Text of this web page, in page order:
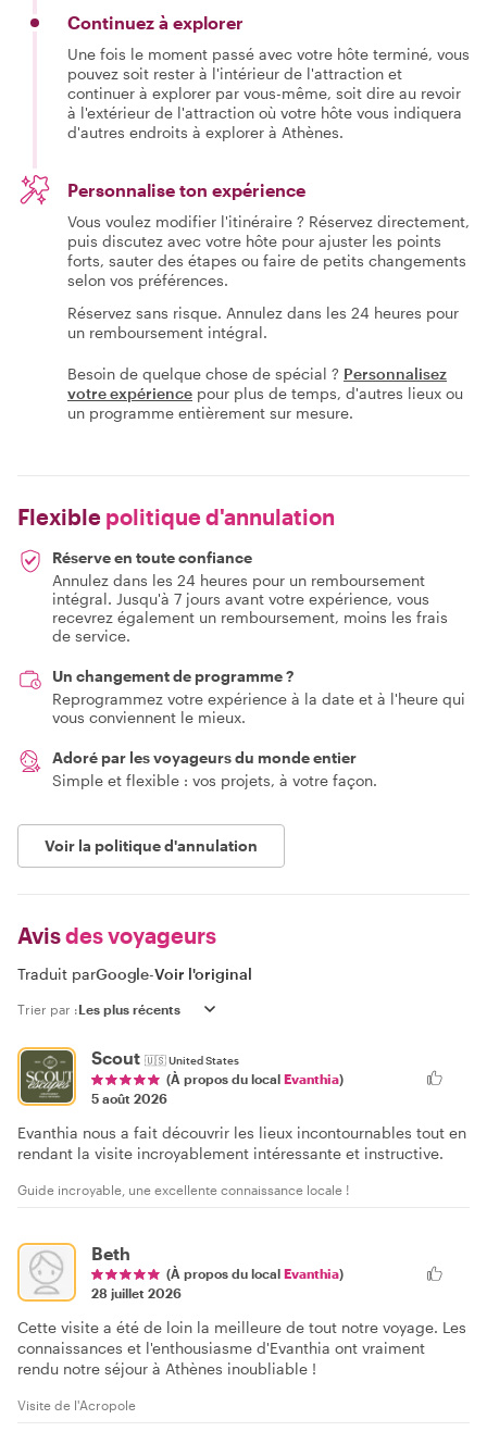
Continuez à explorer
Une fois le moment passé avec votre hôte terminé, vous
pouvez soit rester à l'intérieur de l'attraction et
continuer à explorer par vous-même, soit dire au revoir
à l'extérieur de l'attraction où votre hôte vous indiquera
d'autres endroits à explorer à Athènes.
Personnalise ton expérience
Vous voulez modifier l'itinéraire ? Réservez directement,
puis discutez avec votre hôte pour ajuster les points
forts, sauter des étapes ou faire de petits changements
selon vos préférences.
Réservez sans risque. Annulez dans les 24 heures pour
un remboursement intégral.
Besoin de quelque chose de spécial ? Personnalisez
votre expérience pour plus de temps, d'autres lieux ou
un programme entièrement sur mesure.
Flexible politique d'annulation
Réserve en toute confiance
Annulez dans les 24 heures pour un remboursement
intégral. Jusqu'à 7 jours avant votre expérience, vous
recevrez également un remboursement, moins les frais
de service.
Un changement de programme ?
Reprogrammez votre expérience à la date et à l'heure qui
vous conviennent le mieux.
Adoré par les voyageurs du monde entier
Simple et flexible : vos projets, à votre façon.
Voir la politique d'annulation
Avisdes voyageurs
Traduit parGoogle-Voir l'original
Trier par :
Scout 🇺🇸United States
(À propos du local Evanthia)
5 août 2026
Evanthia nous a fait découvrir les lieux incontournables tout en
rendant la visite incroyablement intéressante et instructive.
Guide incroyable, une excellente connaissance locale !
Beth
(À propos du local Evanthia)
28 juillet 2026
Cette visite a été de loin la meilleure de tout notre voyage. Les
connaissances et l'enthousiasme d'Evanthia ont vraiment
rendu notre séjour à Athènes inoubliable !
Visite de l'Acropole